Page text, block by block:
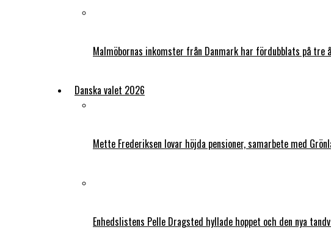
Malmöbornas inkomster från Danmark har fördubblats på tre
Danska valet 2026
Mette Frederiksen lovar höjda pensioner, samarbete med
Enhedslistens Pelle Dragsted hyllade hoppet och den nya